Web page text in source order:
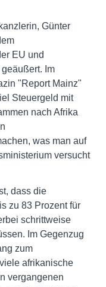
Günter
EU und
Im
"Report Mainz"
Steuergeld mit
nach Afrika
was man auf
versucht
dass die
zu 83 Prozent für
schrittweise
Im Gegenzug
zum
afrikanische
vergangenen